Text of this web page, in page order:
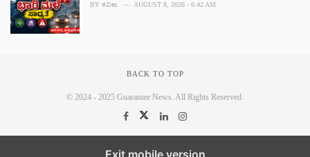
BY ಕವಿತಾ AUGUST 8, 2026 - 6:42 AM
BACK TO TOP
© 2024 - 2025 Guarantee News. All Rights Reserved.